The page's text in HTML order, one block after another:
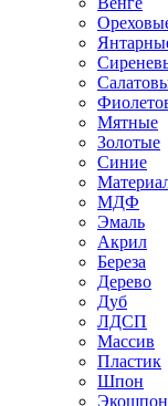
Мятные
Золотые
Синие
МДФ
Эмаль
Акрил
Береза
Дерево
Дуб
ЛДСП
Массив
Пластик
Шпон
Экошпон